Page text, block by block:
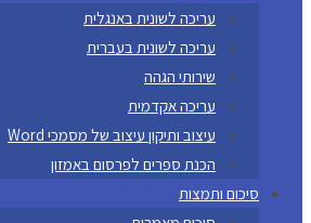
עריכה לשונית באנגלית
עריכה לשונית בעברית
שירותי הגהה
עריכה אקדמית
עיצוב ותיקון עיצוב של מסמכי Word
הכנת ספרים לפרסום באמזון
סיכום ותמצות